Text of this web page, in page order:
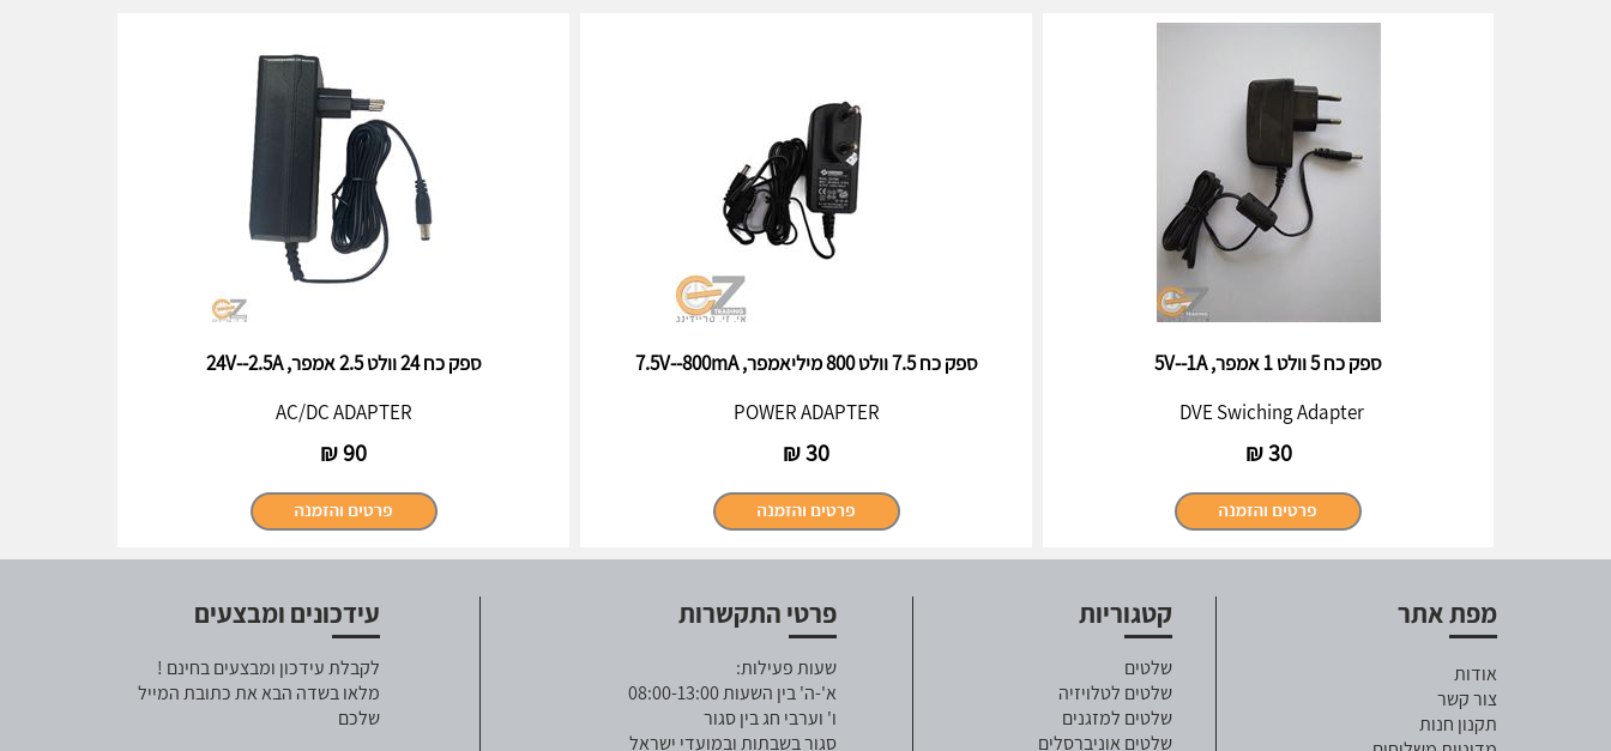
ספק כח 5 וולט 1 אמפר, 5V--1A
DVE Swiching Adapter
30
₪
ספק כח 7.5 וולט 800 מיליאמפר, 7.5V--800mA
POWER ADAPTER
30
₪
ספק כח 24 וולט 2.5 אמפר, 24V--2.5A
AC/DC ADAPTER
90
₪
מפת אתר
אודות
צור קשר
תקנון חנות
קטגוריות
שלטים
שלטים לטלויזיה
שלטים למזגנים
שלטים אוניברסלים
פרטי התקשרות
שעות פעילות:
א'-ה' בין השעות 08:00-13:00
ו' וערבי חג בין סגור
סגור בשבתות ובמועדי ישראל
עידכונים ומבצעים
לקבלת עידכון ומבצעים בחינם !
מלאו בשדה הבא את כתובת המייל
שלכם